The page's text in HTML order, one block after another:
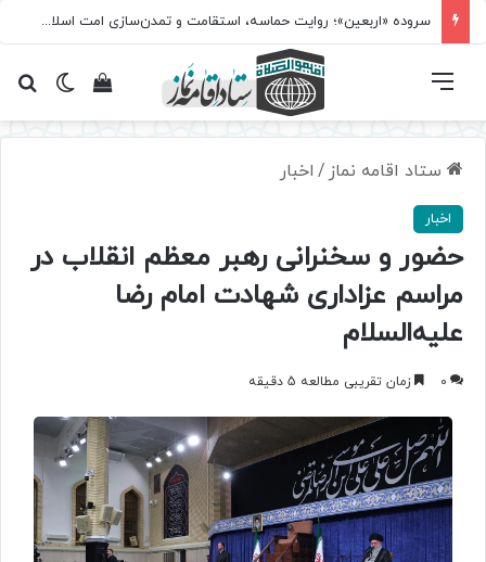
سروده‌ «اربعین»؛ روایت حماسه، استقامت و تمدن‌سازی امت اسلامی
تغییرمشاهده فهرست
ستاد اقامه نماز / اخبار
اخبار
حضور و سخنرانی رهبر معظم انقلاب در
مراسم عزاداری شهادت امام رضا
علیه‌السلام
0 زمان تقریبی مطالعه 5 دقیقه